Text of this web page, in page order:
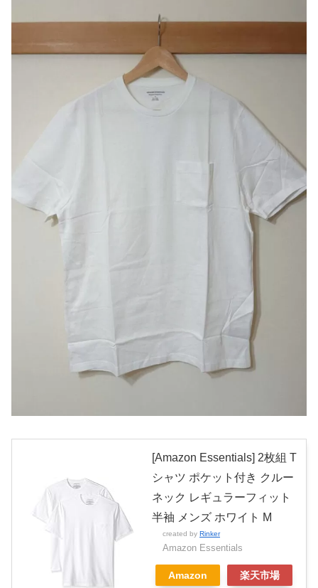
[Amazon Essentials] 2枚組 T
シャツ ポケット付き クルー
ネック レギュラーフィット
半袖 メンズ ホワイト M
created by Rinker
Amazon Essentials
Amazon 楽天市場